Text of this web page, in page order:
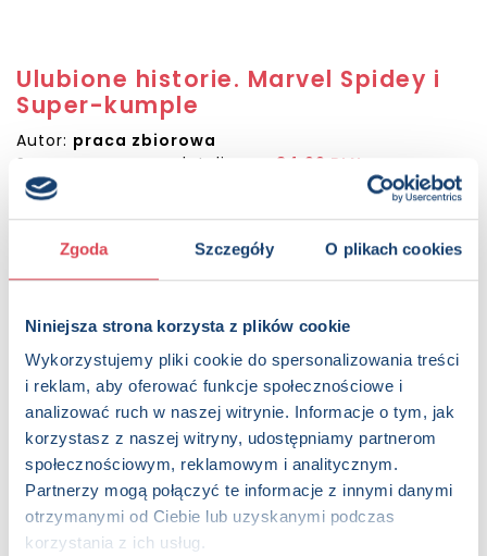
Zgoda Szczegóły O plikach cookies
Niniejsza strona korzysta z plików cookie
Wykorzystujemy pliki cookie do spersonalizowania treści
i reklam, aby oferować funkcje społecznościowe i
analizować ruch w naszej witrynie. Informacje o tym, jak
korzystasz z naszej witryny, udostępniamy partnerom
społecznościowym, reklamowym i analitycznym.
Partnerzy mogą połączyć te informacje z innymi danymi
otrzymanymi od Ciebie lub uzyskanymi podczas
korzystania z ich usług.
Ulubione historie. Marvel Spidey i
Super-kumple
Autor: praca zbiorowa
Sugerowana cena detaliczna: 34.99 PLN
Mali superbohaterowie każdego dnia zmieniają świat na
lepsze. Oto pięć kolorowych opowiastek o przygodach
Pajęczej Drużyny. Spidey, Ghosty i Spin codziennie stawiają
czoła złoczyńcom i ratują tych, którzy potrzebują pomocy.
Przed tobą historie pełne zagadek, ciekawych supermisji i
nieprzewidzianych zwrotów akcji.
Strony:
128 , Format: 17x21,5 cm